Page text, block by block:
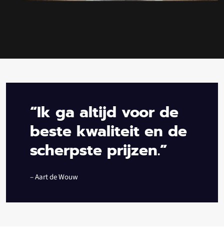
“Ik ga altijd voor de
beste kwaliteit en de
scherpste prijzen.”
– Aart de Wouw